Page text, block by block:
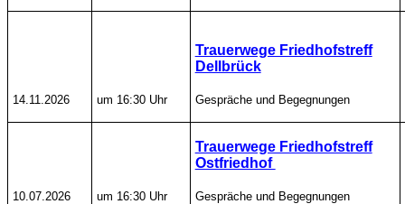
14.11.2026 um 16:30 Uhr
Trauerwege Friedhofstreff
Dellbrück
Gespräche und Begegnungen
10.07.2026 um 16:30 Uhr
Trauerwege Friedhofstreff
Ostfriedhof
Gespräche und Begegnungen